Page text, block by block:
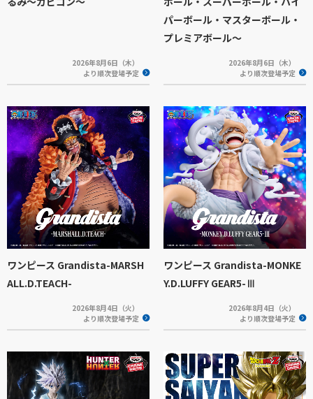
2026年8月6日（木）
より順次登場予定
パーボール・マスターボール・
プレミアボール～
2026年8月6日（木）
より順次登場予定
ワンピース Grandista-MARSH
ALL.D.TEACH-
2026年8月4日（火）
より順次登場予定
ワンピース Grandista-MONKE
Y.D.LUFFY GEAR5-Ⅲ
2026年8月4日（火）
より順次登場予定